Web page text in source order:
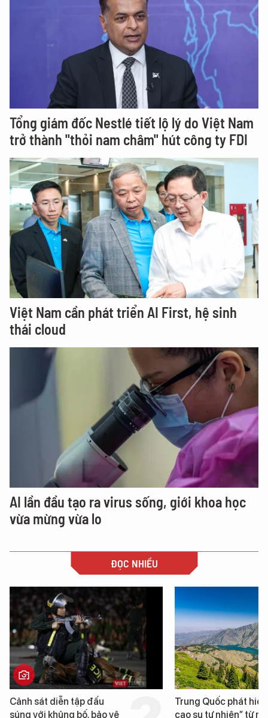
Tổng giám đốc Nestlé tiết lộ lý do Việt Nam
trở thành "thỏi nam châm" hút công ty FDI
Việt Nam cần phát triển AI First, hệ sinh
thái cloud
AI lần đầu tạo ra virus sống, giới khoa học
vừa mừng vừa lo
ĐỌC NHIỀU
Cảnh sát diễn tập đấu
súng với khủng bố, bảo vệ
Trung Quốc phát hiện
cao su tự nhiên” từ một